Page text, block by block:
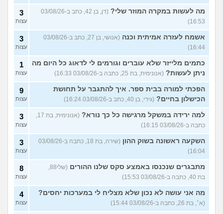
מה לעשות במקרה המוזר שלי?
(דן, בן 42, כתב ב-03/08/26
16:53)
3
עצות
אשמח לעזרה אמיתית וכנה
(אנושי, בן 27, כתב ב-03/08/26
16:44)
3
עצות
כתמים מלייזר שלא עוברים וגורמים לי לדאוג כל היום מה
ניתן לעשות? (אנונימית, בת 25, כתבה ב-03/08/26 16:33)
1
עצות
הפכתי למורה בבית ספר. איך להתגבר על תחושת
הכישלון בחיים? (גידי, בן 40, כתב ב-03/08/26 16:24)
9
עצות
למה ירידה במשקל מרגישה כל כך נורא?
(אנונימית, בת 17,
כתבה ב-03/08/26 16:15)
3
עצות
השקעה ראשונה בשוק ההון
(שירה, בת 18, כתבה ב-03/08/26
16:04)
3
עצות
מתבגרים שנכנסו באמצע סקס שלנו ההורים
(שלי88,
בת 40, כתבה ב-03/08/26 15:53)
8
עצות
מה אני עושה לא נכון שלא מצליח לי במערכות יחסים?
(א׳, בת 26, כתבה ב-03/08/26 15:44)
4
עצות